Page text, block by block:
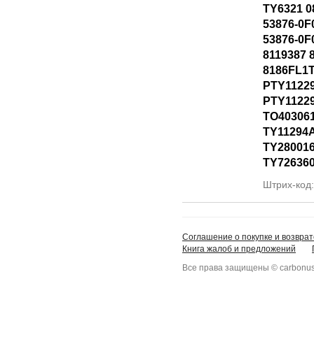
TY6321
53876-
53876-
8119387
Штрих-
Соглашение о покупке и
Книга жалоб и предложений
Все права защищены ©